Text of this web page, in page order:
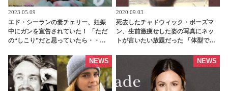
2023.05.09
エド・シーランの妻チェリー、妊娠
中にガンを宣告されていた！ 「ただ
の“しこり”だと思っていたら・・」
tvgroove
2020.09.03
死去したチャドウィック・ボーズマ
ン、生前激痩せした姿の写真にネッ
トが言いたい放題だった 「体型で誹
NEWS NEWS